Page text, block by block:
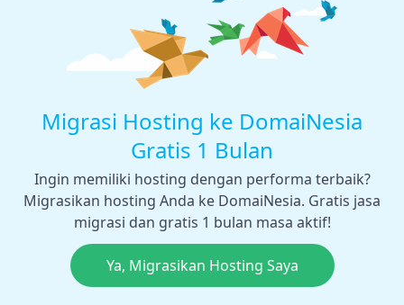
Migrasi Hosting ke DomaiNesia
Gratis 1 Bulan
Ingin memiliki hosting dengan performa terbaik?
Migrasikan hosting Anda ke DomaiNesia. Gratis jasa
migrasi dan gratis 1 bulan masa aktif!
Ya, Migrasikan Hosting Saya